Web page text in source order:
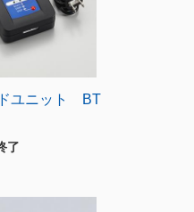
ユニット BT
了